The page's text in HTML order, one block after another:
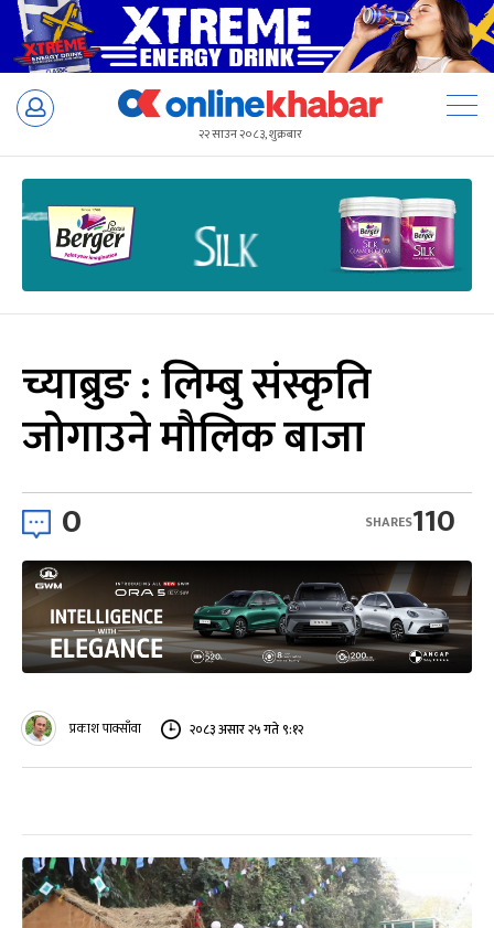
Skip
२२ साउन २०८३, शुक्रबार
च्याब्रुङ : लिम्बु संस्कृति
जोगाउने मौलिक बाजा
0 110
SHARES
प्रकाश पाक्साँवा २०८३ असार २५ गते ९:१२